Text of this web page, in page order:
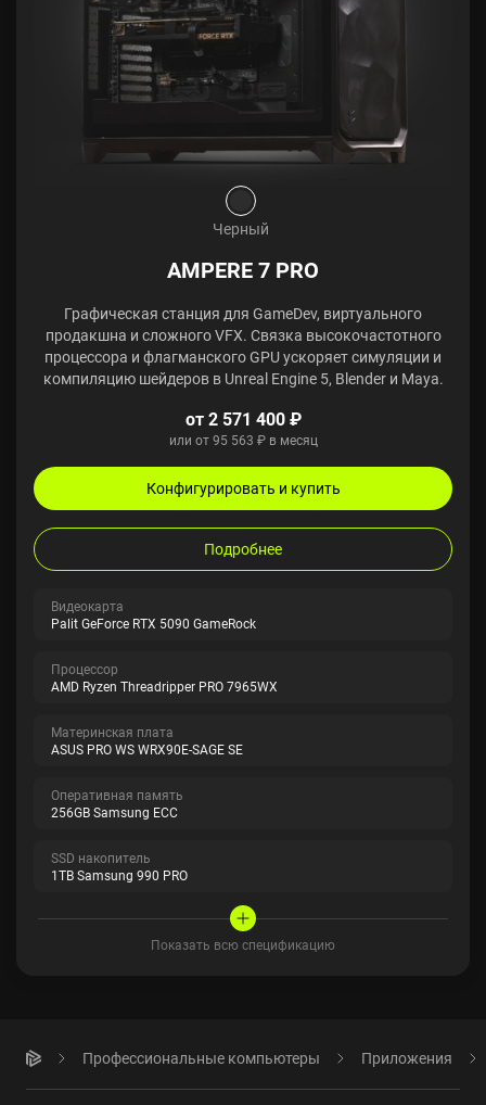
Черный
AMPERE 7 PRO
Графическая станция для GameDev, виртуального
продакшна и сложного VFX. Связка высокочастотного
процессора и флагманского GPU ускоряет симуляции и
компиляцию шейдеров в Unreal Engine 5, Blender и Maya.
от 2 571 400 ₽
или от 95 563 ₽ в месяц
Конфигурировать и купить
Подробнее
Видеокарта
Palit GeForce RTX 5090 GameRock
Процессор
AMD Ryzen Threadripper PRO 7965WX
Материнская плата
ASUS PRO WS WRX90E-SAGE SE
Оперативная память
256GB Samsung ECC
SSD накопитель
1TB Samsung 990 PRO
Показать всю спецификацию
Профессиональные компьютеры Приложения